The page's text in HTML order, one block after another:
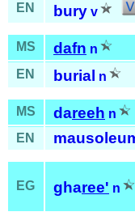
EN bury v
MS dafn n
EN burial n
MS dareeh n
EN
EG gharee' n